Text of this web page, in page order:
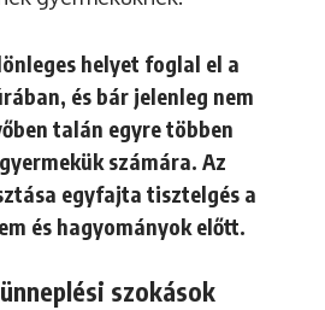
helyet foglal el a
és bár jelenleg nem
talán egyre többen
számára. Az
egyfajta tisztelgés a
és hagyományok előtt.
szokások